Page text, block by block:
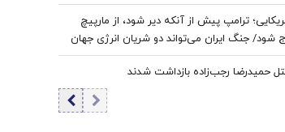
ترامپ پیش از آنکه دیر شود، از مارپیچ
شود/ جنگ ایران می‌تواند دو شریان انرژی جهان